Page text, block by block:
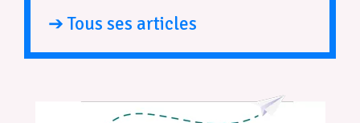
➔ Tous ses articles